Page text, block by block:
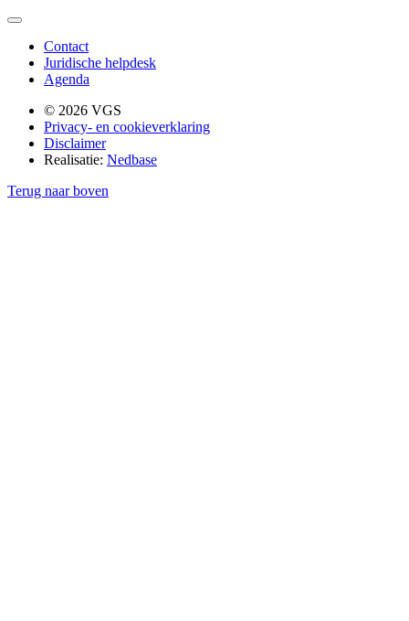
Contact
Juridische helpdesk
Agenda
© 2026 VGS
Privacy- en cookieverklaring
Disclaimer
Realisatie: Nedbase
Terug naar boven